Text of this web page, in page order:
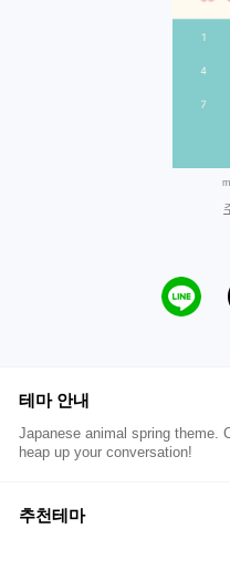
테마 안내
Japanese animal spring theme.
heap up your conversation!
추천테마